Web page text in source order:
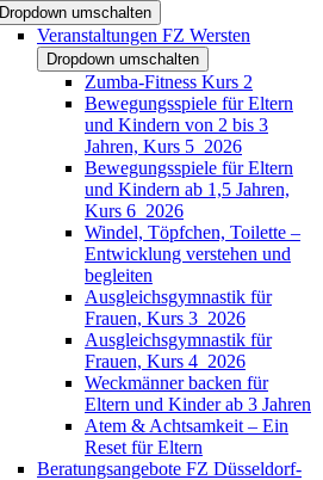
Dropdown umschalten
Veranstaltungen FZ Wersten
Dropdown umschalten
Zumba-Fitness Kurs 2
Bewegungsspiele für Eltern
und Kindern von 2 bis 3
Jahren, Kurs 5_2026
Bewegungsspiele für Eltern
und Kindern ab 1,5 Jahren,
Kurs 6_2026
Windel, Töpfchen, Toilette –
Entwicklung verstehen und
begleiten
Ausgleichsgymnastik für
Frauen, Kurs 3_2026
Ausgleichsgymnastik für
Frauen, Kurs 4_2026
Weckmänner backen für
Eltern und Kinder ab 3 Jahren
Atem & Achtsamkeit – Ein
Reset für Eltern
Beratungsangebote FZ Düsseldorf-